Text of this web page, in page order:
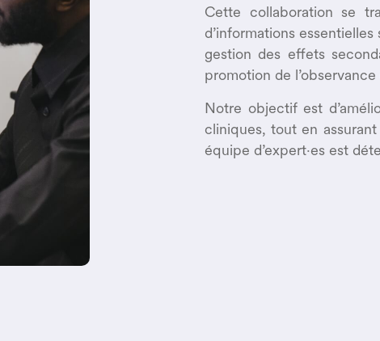
Cette collaboration se
d’informations
gestion des effets
promotion de
Notre objectif est
cliniques, tout en
équipe d’expert·es est